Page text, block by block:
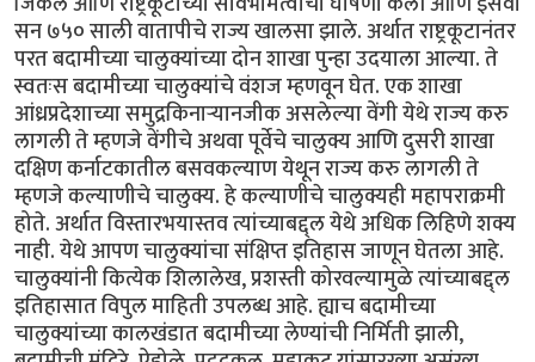
सन ७५० साली वातापीचे राज्य खालसा झाले. अर्थात राष्ट्रकूटानंतर
परत बदामीच्या चालुक्यांच्या दोन शाखा पुन्हा उदयाला आल्या. ते
स्वतःस बदामीच्या चालुक्यांचे वंशज म्हणवून घेत. एक शाखा
आंध्रप्रदेशाच्या समुद्रकिनार्‍यानजीक असलेल्या वेंगी येथे राज्य करु
लागली ते म्हणजे वेंगीचे अथवा पूर्वेचे चालुक्य आणि दुसरी शाखा
दक्षिण कर्नाटकातील बसवकल्याण येथून राज्य करु लागली ते
म्हणजे कल्याणीचे चालुक्य. हे कल्याणीचे चालुक्यही महापराक्रमी
होते. अर्थात विस्तारभयास्तव त्यांच्याबद्द्ल येथे अधिक लिहिणे शक्य
नाही. येथे आपण चालुक्यांचा संक्षिप्त इतिहास जाणून घेतला आहे.
चालुक्यांनी कित्येक शिलालेख, प्रशस्ती कोरवल्यामुळे त्यांच्याबद्द्ल
इतिहासात विपुल माहिती उपलब्ध आहे. ह्याच बदामीच्या
चालुक्यांच्या कालखंडात बदामीच्या लेण्यांची निर्मिती झाली,